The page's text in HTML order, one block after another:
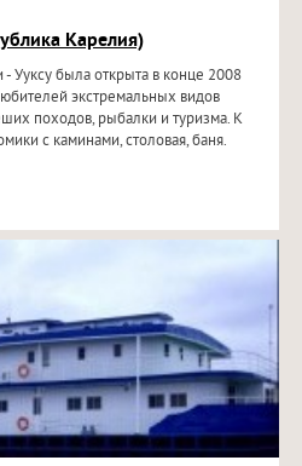
Карелия)
- Ууксу была открыта в конце 2008
экстремальных видов
походов, рыбалки и туризма. К
с каминами, столовая, баня.